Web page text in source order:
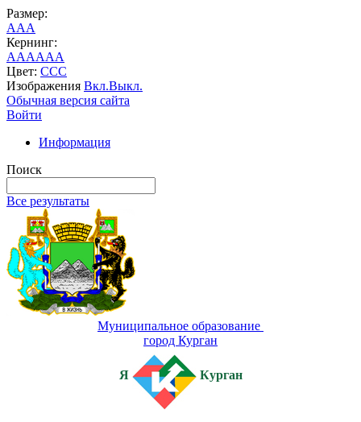
Размер:
AAA
Кернинг:
AAAAAA
Цвет: CCC
Изображения Вкл.Выкл.
Обычная версия сайта
Войти
Информация
Поиск
Все результаты
Муниципальное образование
город Курган
Я Курган